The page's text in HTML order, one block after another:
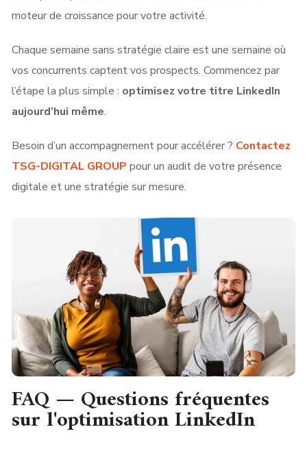
moteur de croissance pour votre activité.
Chaque semaine sans stratégie claire est une semaine où
vos concurrents captent vos prospects. Commencez par
l’étape la plus simple : optimisez votre titre LinkedIn
aujourd’hui même.
Besoin d’un accompagnement pour accélérer ? Contactez
TSG-DIGITAL GROUP pour un audit de votre présence
digitale et une stratégie sur mesure.
FAQ — Questions fréquentes
sur l'optimisation LinkedIn